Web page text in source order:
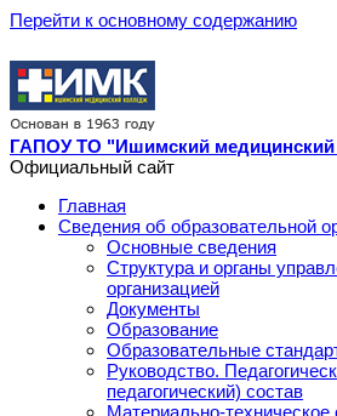
Перейти к основному содержанию
ГАПОУ ТО "Ишимский
Официальный сайт
Главная
Сведения об образовательной
Основные сведения
Структура и органы
организацией
Документы
Образование
Образовательные
Руководство.
педагогический) состав
Материально-техническое